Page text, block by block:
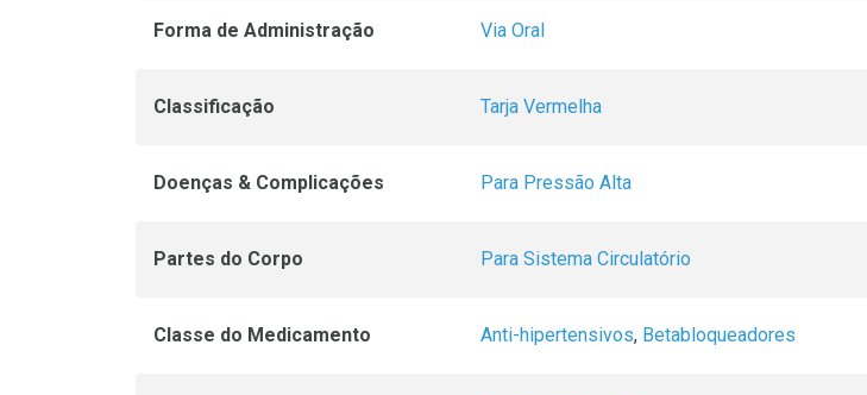
Forma de Administração Via Oral
Classificação Tarja Vermelha
Doenças & Complicações Para Pressão Alta
Partes do Corpo Para Sistema Circulatório
Classe do Medicamento Anti-hipertensivos, Betabloqueadores